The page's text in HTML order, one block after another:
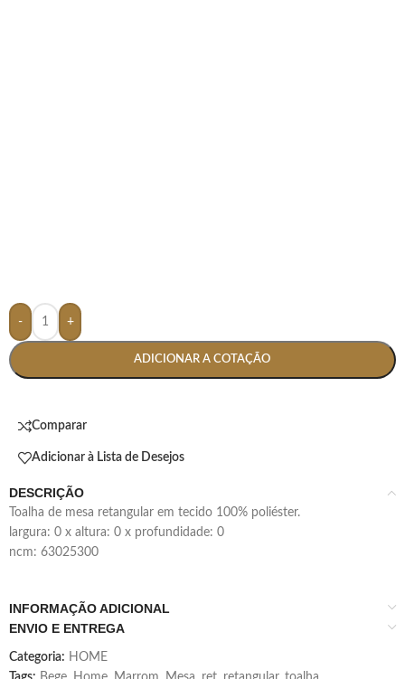
- +
ADICIONAR A COTAÇÃO
Comparar
Adicionar à Lista de Desejos
DESCRIÇÃO
toalha de mesa retangular em tecido 100% poliéster.
largura: 0 x altura: 0 x profundidade: 0
ncm: 63025300
INFORMAÇÃO ADICIONAL
ENVIO E ENTREGA
Categoria: HOME